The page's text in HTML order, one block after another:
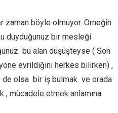
zaman böyle olmuyor. Örneğin
duyduğunuz bir mesleği
bu alan düşüşteyse ( Son
evrildiğini herkes bilirken) ,
de olsa bir iş bulmak ve orada
, mücadele etmek anlamına